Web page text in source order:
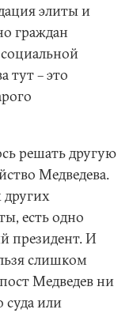
элиты и
граждан
тут – это
решать другую
Медведева.
других
есть одно
президент. И
слишком
Медведев ни
суда или